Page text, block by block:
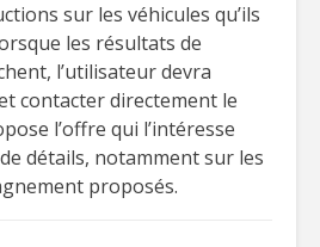
sur les véhicules qu’ils
les résultats de
l’utilisateur devra
contacter directement le
l’offre qui l’intéresse
détails, notamment sur les
proposés.